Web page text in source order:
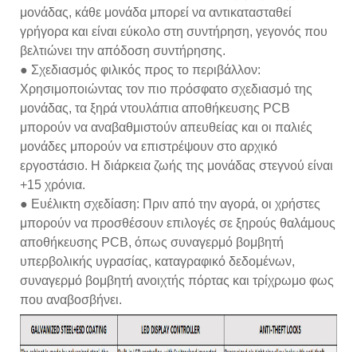
μονάδας, κάθε μονάδα μπορεί να αντικατασταθεί
γρήγορα και είναι εύκολο στη συντήρηση, γεγονός που
βελτιώνει την απόδοση συντήρησης.
● Σχεδιασμός φιλικός προς το περιβάλλον:
Χρησιμοποιώντας τον πιο πρόσφατο σχεδιασμό της
μονάδας, τα ξηρά ντουλάπια αποθήκευσης PCB
μπορούν να αναβαθμιστούν απευθείας και οι παλιές
μονάδες μπορούν να επιστρέψουν στο αρχικό
εργοστάσιο. Η διάρκεια ζωής της μονάδας στεγνού είναι
+15 χρόνια.
● Ευέλικτη σχεδίαση: Πριν από την αγορά, οι χρήστες
μπορούν να προσθέσουν επιλογές σε ξηρούς θαλάμους
αποθήκευσης PCB, όπως συναγερμό βομβητή
υπερβολικής υγρασίας, καταγραφικό δεδομένων,
συναγερμό βομβητή ανοιχτής πόρτας και τρίχρωμο φως
που αναβοσβήνει.